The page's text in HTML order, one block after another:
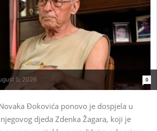
5, 2026 0
Đokovića ponovo je dospjela u
djeda Zdenka Žagara, koji je